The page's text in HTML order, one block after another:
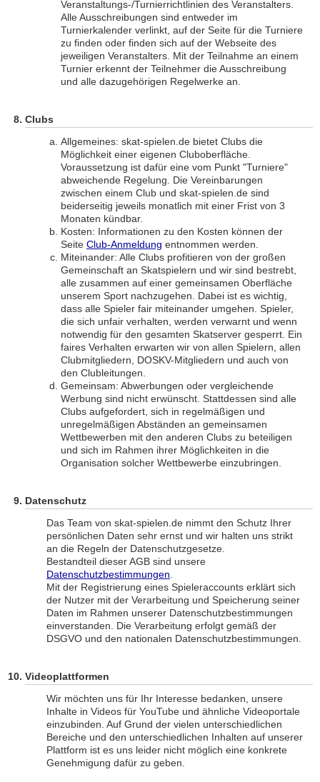
Veranstaltungs-/Turnierrichtlinien des Veranstalters.
Alle Ausschreibungen sind entweder im
Turnierkalender verlinkt, auf der Seite für die Turniere
zu finden oder finden sich auf der Webseite des
jeweiligen Veranstalters. Mit der Teilnahme an einem
Turnier erkennt der Teilnehmer die Ausschreibung
und alle dazugehörigen Regelwerke an.
Clubs
Allgemeines: skat-spielen.de bietet Clubs die
Möglichkeit einer eigenen Cluboberfläche.
Voraussetzung ist dafür eine vom Punkt "Turniere"
abweichende Regelung. Die Vereinbarungen
zwischen einem Club und skat-spielen.de sind
beiderseitig jeweils monatlich mit einer Frist von 3
Monaten kündbar.
Kosten: Informationen zu den Kosten können der
Seite Club-Anmeldung entnommen werden.
Miteinander: Alle Clubs profitieren von der großen
Gemeinschaft an Skatspielern und wir sind bestrebt,
alle zusammen auf einer gemeinsamen Oberfläche
unserem Sport nachzugehen. Dabei ist es wichtig,
dass alle Spieler fair miteinander umgehen. Spieler,
die sich unfair verhalten, werden verwarnt und wenn
notwendig für den gesamten Skatserver gesperrt. Ein
faires Verhalten erwarten wir von allen Spielern, allen
Clubmitgliedern, DOSKV-Mitgliedern und auch von
den Clubleitungen.
Gemeinsam: Abwerbungen oder vergleichende
Werbung sind nicht erwünscht. Stattdessen sind alle
Clubs aufgefordert, sich in regelmäßigen und
unregelmäßigen Abständen an gemeinsamen
Wettbewerben mit den anderen Clubs zu beteiligen
und sich im Rahmen ihrer Möglichkeiten in die
Organisation solcher Wettbewerbe einzubringen.
Datenschutz
Das Team von skat-spielen.de nimmt den Schutz Ihrer
persönlichen Daten sehr ernst und wir halten uns strikt
an die Regeln der Datenschutzgesetze.
Bestandteil dieser AGB sind unsere
Datenschutzbestimmungen
Mit der Registrierung eines Spieleraccounts erklärt sich
der Nutzer mit der Verarbeitung und Speicherung seiner
Daten im Rahmen unserer Datenschutzbestimmungen
einverstanden. Die Verarbeitung erfolgt gemäß der
DSGVO und den nationalen Datenschutzbestimmungen.
Videoplattformen
Wir möchten uns für Ihr Interesse bedanken, unsere
Inhalte in Videos für YouTube und ähnliche Videoportale
einzubinden. Auf Grund der vielen unterschiedlichen
Bereiche und den unterschiedlichen Inhalten auf unserer
Plattform ist es uns leider nicht möglich eine konkrete
Genehmigung dafür zu geben.